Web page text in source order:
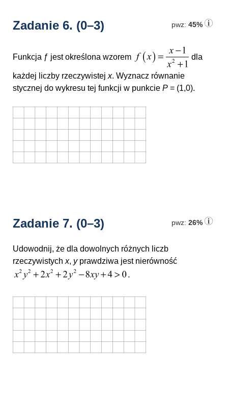
pwz: 45%
Zadanie 6. (0–3)
Funkcja ƒ jest określona wzorem dla
każdej liczby rzeczywistej x. Wyznacz równanie
stycznej do wykresu tej funkcji w punkcie P = (1,0).
pwz: 26%
Zadanie 7. (0–3)
Udowodnij, że dla dowolnych różnych liczb
rzeczywistych x, yprawdziwa jest nierówność